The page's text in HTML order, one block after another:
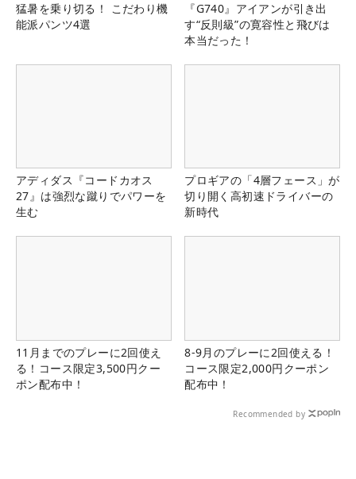
猛暑を乗り切る！ こだわり機
能派パンツ4選
『G740』アイアンが引き出
す“反則級”の寛容性と飛びは
本当だった！
アディダス『コードカオス
27』は強烈な蹴りでパワーを
生む
プロギアの「4層フェース」が
切り開く高初速ドライバーの
新時代
11月までのプレーに2回使え
る！コース限定3,500円クー
ポン配布中！
8-9月のプレーに2回使える！
コース限定2,000円クーポン
配布中！
Recommended by